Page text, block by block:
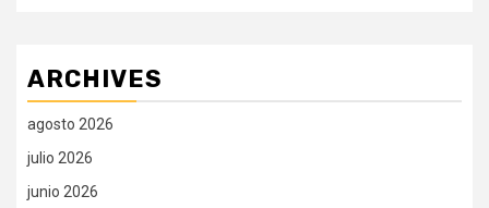
ARCHIVES
agosto 2026
julio 2026
junio 2026